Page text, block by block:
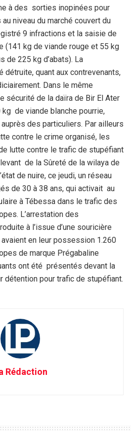
à des sorties inopinées pour
niveau du marché couvert du
9 infractions et la saisie de
(141 kg de viande rouge et 55 kg
de 225 kg d’abats). La
détruite, quant aux contrevenants,
Dans le même
sécurité de la daïra de Bir El Ater
de viande blanche pourrie,
des particuliers. Par ailleurs
contre le crime organisé, les
lutte contre le trafic de stupéfiant
de la Sûreté de la wilaya de
de nuire, ce jeudi, un réseau
de 30 à 38 ans, qui activait au
à Tébessa dans le trafic des
L’arrestation des
à l’issue d’une souricière
en leur possession 1.260
de marque Prégabaline
ont été présentés devant la
détention pour trafic de stupéfiant.
Rédaction